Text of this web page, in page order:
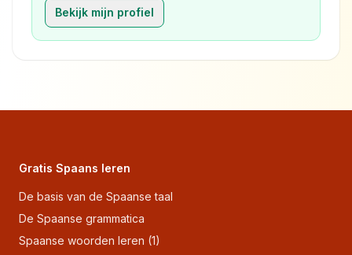
Bekijk mijn profiel
Gratis Spaans leren
De basis van de Spaanse taal
De Spaanse grammatica
Spaanse woorden leren (1)